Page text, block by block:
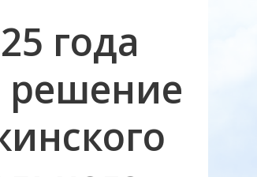
года
решение